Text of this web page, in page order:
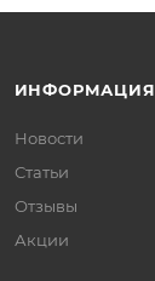
ИНФОРМАЦИЯ
Новости
Статьи
Отзывы
Акции